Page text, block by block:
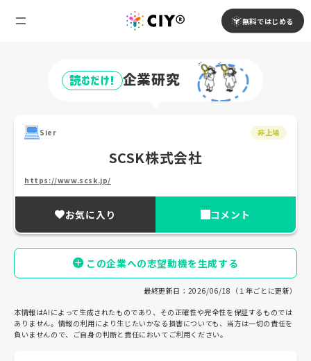
無料ではじめる
読むだけ! 企業研究
Sier 非上場
SCSK株式会社
https://www.scsk.jp/
お気に入り コメント
この企業への志望動機を生成する
最終更新日：2026/06/18（１年ごとに更新）
本情報はAIによって生成されたものであり、その正確性や完全性を保証するものでは
ありません。情報の利用により生じたいかなる損害についても、当方は一切の責任を
負いませんので、ご自身の判断と責任においてご利用ください。